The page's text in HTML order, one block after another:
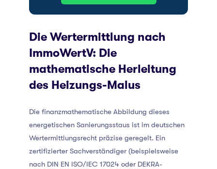
Die Wertermittlung nach
ImmoWertV: Die
mathematische Herleitung
des Heizungs-Malus
Die finanzmathematische Abbildung dieses
energetischen Sanierungsstaus ist im deutschen
Wertermittlungsrecht präzise geregelt. Ein
zertifizierter Sachverständiger (beispielsweise
nach DIN EN ISO/IEC 17024 oder DEKRA-